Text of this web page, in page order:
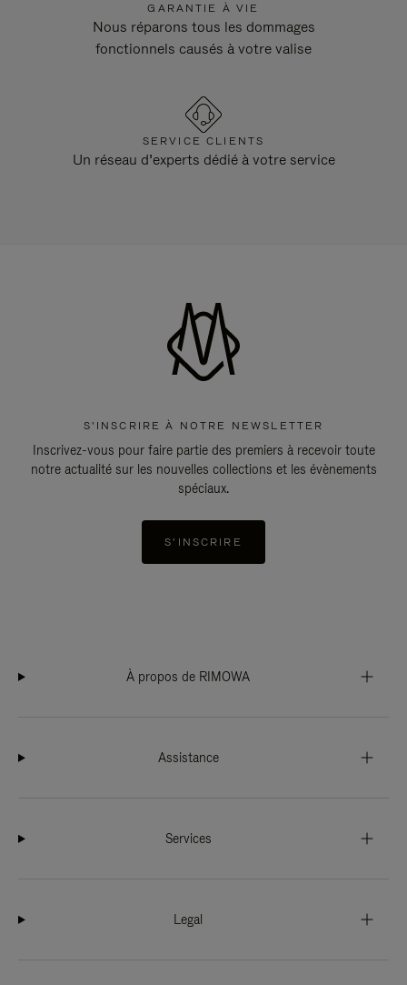
GARANTIE À VIE
Nous réparons tous les dommages
fonctionnels causés à votre valise
SERVICE CLIENTS
Un réseau d’experts dédié à votre service
S'INSCRIRE À NOTRE NEWSLETTER
Inscrivez-vous pour faire partie des premiers à recevoir toute
notre actualité sur les nouvelles collections et les évènements
spéciaux.
S'INSCRIRE
À propos de RIMOWA
Assistance
Services
Legal